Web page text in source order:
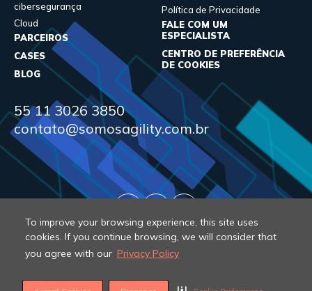
To improve your browsing experience, this site uses
cookies. If you continue browsing, we will consider that
you agree with our Privacy Policy
cibersegurança
Cloud
PARCEIROS
CASES
BLOG
Política de Privacidade
FALE COM UM
ESPECIALISTA
CENTRO DE PREFERÊNCIA
DE COOKIES
55 11 3026 3850
contato@somosagility.com.br